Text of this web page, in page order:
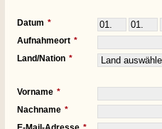
Datum
Aufnahmeort
Land/Nation
Vorname
Nachname